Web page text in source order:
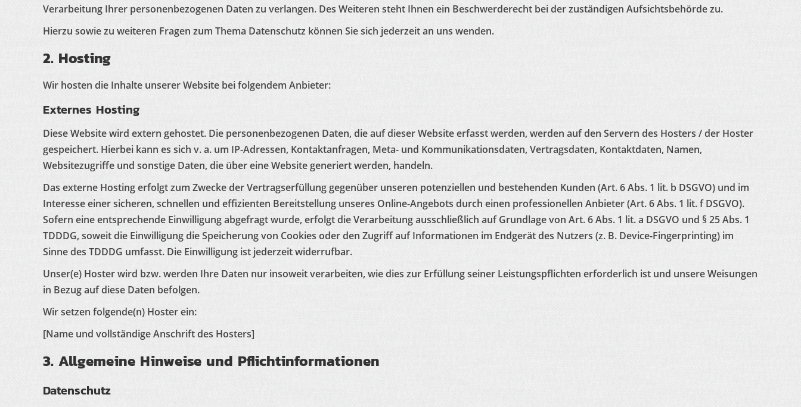
Verarbeitung Ihrer personenbezogenen Daten zu verlangen. Des Weiteren steht Ihnen ein Beschwerderecht bei der zuständigen Aufsichtsbehörde zu.
Hierzu sowie zu weiteren Fragen zum Thema Datenschutz können Sie sich jederzeit an uns wenden.
2. Hosting
Wir hosten die Inhalte unserer Website bei folgendem Anbieter:
Externes Hosting
Diese Website wird extern gehostet. Die personenbezogenen Daten, die auf dieser Website erfasst werden, werden auf den Servern des Hosters / der Hoster
gespeichert. Hierbei kann es sich v. a. um IP-Adressen, Kontaktanfragen, Meta- und Kommunikationsdaten, Vertragsdaten, Kontaktdaten, Namen,
Websitezugriffe und sonstige Daten, die über eine Website generiert werden, handeln.
Das externe Hosting erfolgt zum Zwecke der Vertragserfüllung gegenüber unseren potenziellen und bestehenden Kunden (Art. 6 Abs. 1 lit. b DSGVO) und im
Interesse einer sicheren, schnellen und effizienten Bereitstellung unseres Online-Angebots durch einen professionellen Anbieter (Art. 6 Abs. 1 lit. f DSGVO).
Sofern eine entsprechende Einwilligung abgefragt wurde, erfolgt die Verarbeitung ausschließlich auf Grundlage von Art. 6 Abs. 1 lit. a DSGVO und § 25 Abs. 1
TDDDG, soweit die Einwilligung die Speicherung von Cookies oder den Zugriff auf Informationen im Endgerät des Nutzers (z. B. Device-Fingerprinting) im
Sinne des TDDDG umfasst. Die Einwilligung ist jederzeit widerrufbar.
Unser(e) Hoster wird bzw. werden Ihre Daten nur insoweit verarbeiten, wie dies zur Erfüllung seiner Leistungspflichten erforderlich ist und unsere Weisungen
in Bezug auf diese Daten befolgen.
Wir setzen folgende(n) Hoster ein:
[Name und vollständige Anschrift des Hosters]
3. Allgemeine Hinweise und Pflicht­informationen
Datenschutz